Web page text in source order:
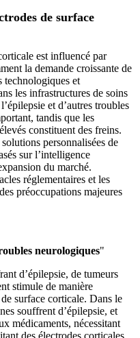
de surface
est influencé par
la demande croissante de
technologiques et
les infrastructures de soins
et d’autres troubles
tandis que les
constituent des freins.
personnalisées de
sur l’intelligence
du marché.
réglementaires et les
préoccupations majeures
neurologiques"
d’épilepsie, de tumeurs
stimule de manière
surface corticale. Dans le
souffrent d’épilepsie, et
médicaments, nécessitant